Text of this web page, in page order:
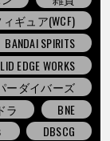
ギュア(WCF)
BANDAI SPIRITS
EDGE WORKS
ーダイバーズ
ラ
BNE
DBSCG